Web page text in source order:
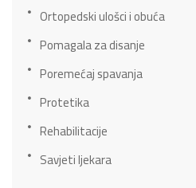
Ortopedski ulošci i obuća
Pomagala za disanje
Poremećaj spavanja
Protetika
Rehabilitacije
Savjeti ljekara